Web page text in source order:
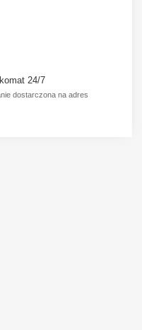
24/7
dostarczona na adres